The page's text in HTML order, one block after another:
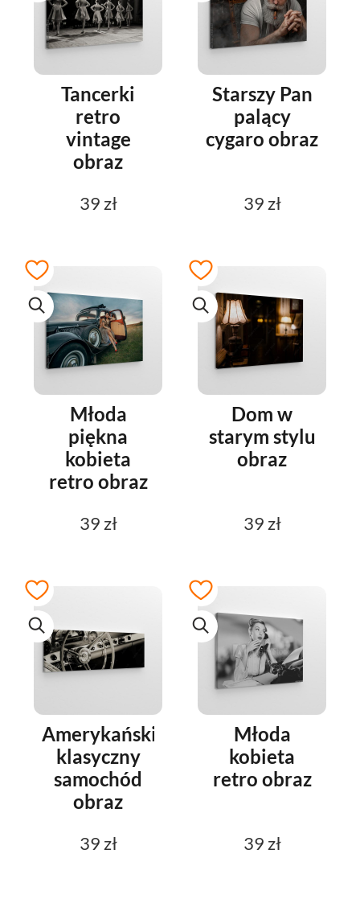
Tancerki
retro
vintage
obraz
39 zł
Starszy Pan
palący
cygaro obraz
39 zł
Młoda
piękna
kobieta
retro obraz
39 zł
Dom w
starym stylu
obraz
39 zł
Amerykański
klasyczny
samochód
obraz
39 zł
Młoda
kobieta
retro obraz
39 zł